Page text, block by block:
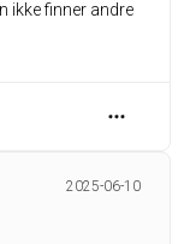
ikke finner andre
2025-06-10